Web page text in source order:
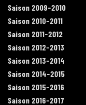
Saison 2009-2010
Saison 2010-2011
Saison 2011-2012
Saison 2012-2013
Saison 2013-2014
Saison 2014-2015
Saison 2015-2016
Saison 2016-2017